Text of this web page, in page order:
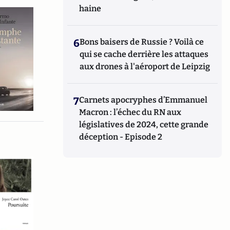
haine
6Bons baisers de Russie ? Voilà ce
qui se cache derrière les attaques
aux drones à l'aéroport de Leipzig
7Carnets apocryphes d’Emmanuel
Macron : l’échec du RN aux
législatives de 2024, cette grande
déception - Episode 2